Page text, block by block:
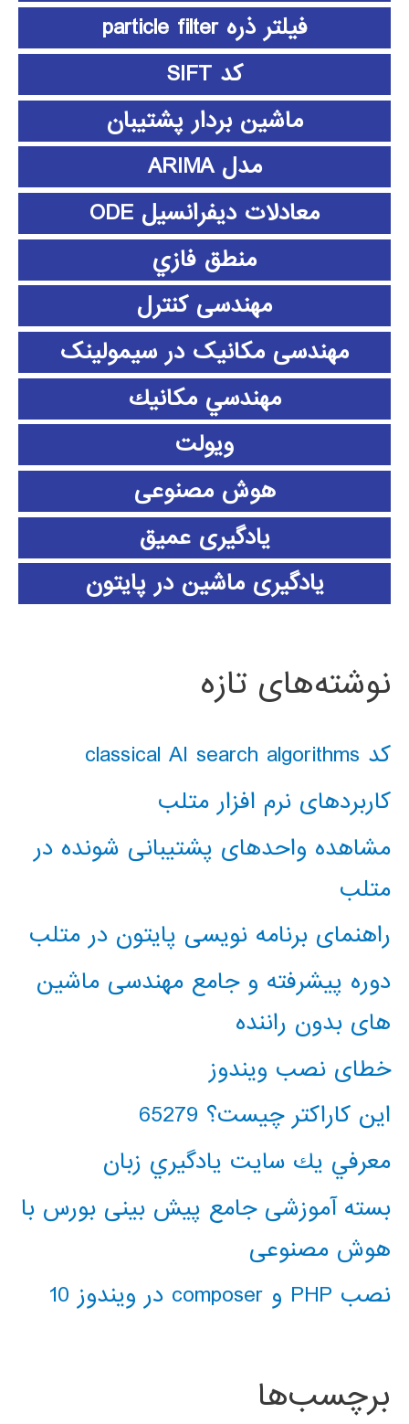
فیلتر ذره particle filter
کد SIFT
ماشین بردار پشتیبان
مدل ARIMA
معادلات دیفرانسیل ODE
منطق فازي
مهندسی کنترل
مهندسی مکانیک در سیمولینک
مهندسي مكانيك
ویولت
هوش مصنوعی
یادگیری عمیق
یادگیری ماشین در پایتون
نوشته‌های تازه
کد classical AI search algorithms
کاربردهای نرم افزار متلب
مشاهده واحدهای پشتیبانی شونده در
متلب
راهنمای برنامه نویسی پایتون در متلب
دوره پیشرفته و جامع مهندسی ماشین
های بدون راننده
خطای نصب ویندوز
این کاراکتر چیست؟ 65279
معرفي يك سايت يادگيري زبان
بسته آموزشی جامع پیش بینی بورس با
هوش مصنوعی
نصب PHP و composer در ویندوز 10
برچسب‌ها